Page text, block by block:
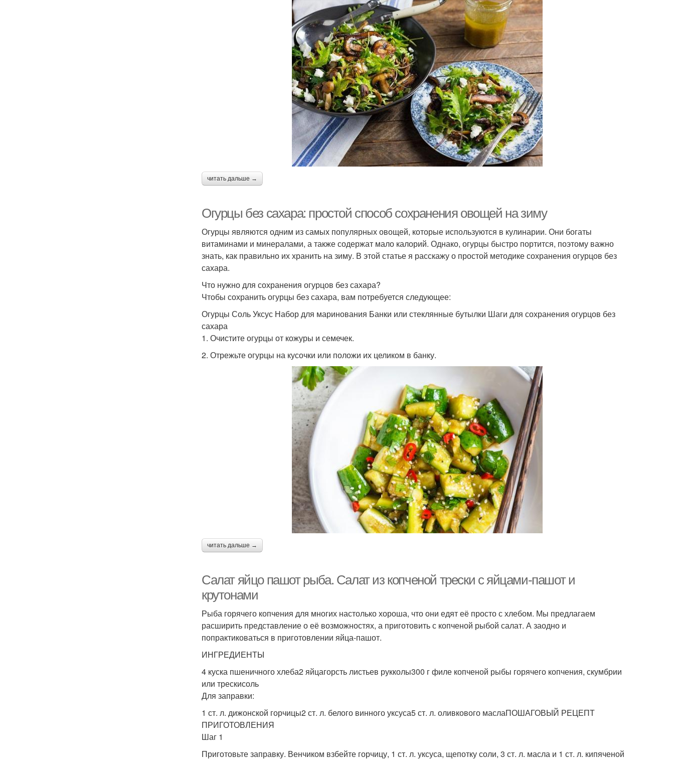
читать дальше →
Огурцы без сахара: простой способ сохранения овощей на зиму
Огурцы являются одним из самых популярных овощей, которые используются в кулинарии. Они богаты
витаминами и минералами, а также содержат мало калорий. Однако, огурцы быстро портится, поэтому важно
знать, как правильно их хранить на зиму. В этой статье я расскажу о простой методике сохранения огурцов без
сахара.
Что нужно для сохранения огурцов без сахара?
Чтобы сохранить огурцы без сахара, вам потребуется следующее:
Огурцы Соль Уксус Набор для маринования Банки или стеклянные бутылки Шаги для сохранения огурцов без
сахара
1. Очистите огурцы от кожуры и семечек.
2. Отрежьте огурцы на кусочки или положи их целиком в банку.
читать дальше →
Салат яйцо пашот рыба. Салат из копченой трески с яйцами-пашот и
крутонами
Рыба горячего копчения для многих настолько хороша, что они едят её просто с хлебом. Мы предлагаем
расширить представление о её возможностях, а приготовить с копченой рыбой салат. А заодно и
попрактиковаться в приготовлении яйца-пашот.
ИНГРЕДИЕНТЫ
4 куска пшеничного хлеба2 яйцагорсть листьев рукколы300 г филе копченой рыбы горячего копчения, скумбрии
или трескисоль
Для заправки:
1 ст. л. дижонской горчицы2 ст. л. белого винного уксуса5 ст. л. оливкового маслаПОШАГОВЫЙ РЕЦЕПТ
ПРИГОТОВЛЕНИЯ
Шаг 1
Приготовьте заправку. Венчиком взбейте горчицу, 1 ст. л. уксуса, щепотку соли, 3 ст. л. масла и 1 ст. л. кипяченой